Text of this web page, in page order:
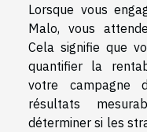
Lorsque vous
Malo, vous
Cela signifie que
quantifier la
votre campagne
résultats
déterminer si les